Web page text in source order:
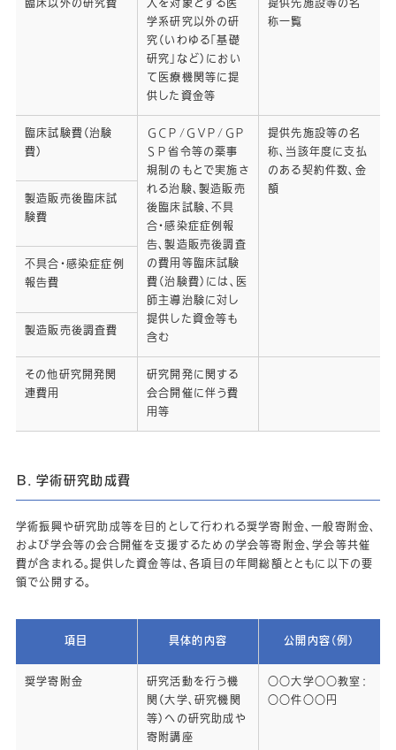
お問い合わせ
臨床以外の研究費
人を対象とする医
学系研究以外の研
究（いわゆる「基礎
研究」など）におい
て医療機関等に提
供した資金等
提供先施設等の名
称一覧
臨床試験費（治験
費）
ＧＣＰ/ＧＶＰ/ＧＰ
ＳＰ省令等の薬事
規制のもとで実施さ
れる治験、製造販売
後臨床試験、不具
合・感染症症例報
告、製造販売後調査
の費用等臨床試験
費（治験費）には、医
師主導治験に対し
提供した資金等も
含む
提供先施設等の名
称、当該年度に支払
のある契約件数、金
額
製造販売後臨床試
験費
不具合・感染症症例
報告費
製造販売後調査費
その他研究開発関
連費用
研究開発に関する
会合開催に伴う費
用等
Ｂ．学術研究助成費
学術振興や研究助成等を目的として行われる奨学寄附金、一般寄附金、
および学会等の会合開催を支援するための学会等寄附金、学会等共催
費が含まれる。提供した資金等は、各項目の年間総額とともに以下の要
領で公開する。
項目 具体的内容 公開内容（例）
奨学寄附金
研究活動を行う機
関（大学、研究機関
等）への研究助成や
寄附講座
○○大学○○教室：
○○件○○円